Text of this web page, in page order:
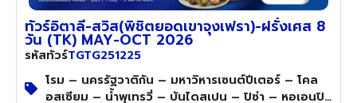
ทัวร์อิตาลี-สวิส(พิชิตยอดเขาจุงเฟรา)-ฝรั่งเศส 8
วัน (TK) MAY-OCT 2026
รหัสทัวร์TGTG251225
โรม – นครรัฐวาติกัน – มหาวิหารเซนต์ปีเตอร์ – โคล
อสเซียม – น้ำพุเทรวี่ – บันไดสเปน – ปิซ่า – หอเอนปิ